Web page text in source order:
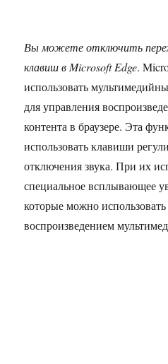
Вы можете отключить
клавиш в Microsoft Edge.
использовать
для управления
контента в браузере. Эта
использовать клавиши
отключения звука. При их
специальное всплывающее
которые можно
воспроизведением